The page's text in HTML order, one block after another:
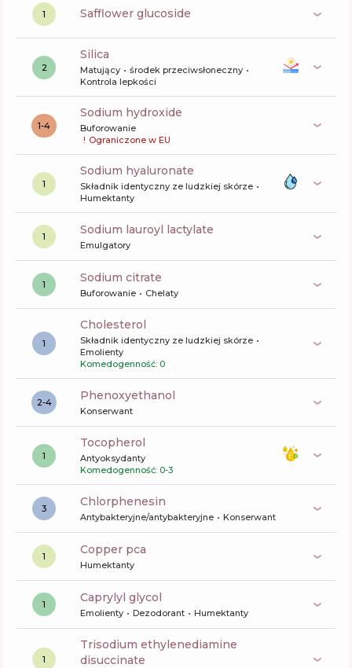
1 safflower glucoside
2
silica
Matujący
środek przeciwsłoneczny
Kontrola lepkości
1-4
sodium hydroxide
Buforowanie
! Ograniczone w EU
1
sodium hyaluronate
Składnik identyczny ze ludzkiej skórze
Humektanty
1 sodium lauroyl lactylate
Emulgatory
1 sodium citrate
Buforowanie Chelaty
1
cholesterol
Składnik identyczny ze ludzkiej skórze
Emolienty
Komedogenność: 0
2-4 phenoxyethanol
Konserwant
1
tocopherol
Antyoksydanty
Komedogenność: 0-3
3 chlorphenesin
Antybakteryjne/antybakteryjne Konserwant
1 copper pca
Humektanty
1 caprylyl glycol
Emolienty Dezodorant Humektanty
1
trisodium ethylenediamine
disuccinate